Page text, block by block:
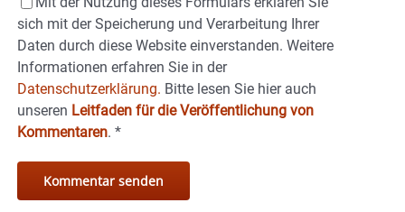
sich mit der Speicherung und Verarbeitung Ihrer
Daten durch diese Website einverstanden. Weitere
Informationen erfahren Sie in der
Datenschutzerklärung. Bitte lesen Sie hier auch
unseren Leitfaden für die Veröffentlichung von
Kommentaren. *